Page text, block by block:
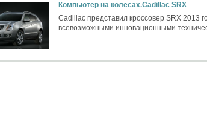
Компьютер на колесах.Cadillac SRX
Cadillac представил кроссовер SRX 2013
всевозможными инновационными